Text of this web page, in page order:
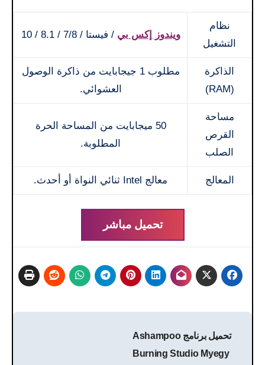
نظام
التشغيل
ويندوز إكس بي / فيستا / 7/8 / 8.1 / 10
الذاكرة
(RAM)
مطلوب 1 جيجابايت من ذاكرة الوصول
العشوائي.
مساحة
القرص
الصلب
50 ميجابايت من المساحة الحرة
المطلوبة.
المعالج معالج Intel ثنائي النواة أو أحدث.
تحميل مباشر
المقالات
تحميل برنامج Ashampoo
Burning Studio Myegy